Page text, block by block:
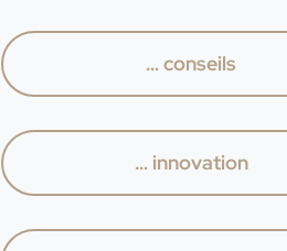
… conseils
… innovation